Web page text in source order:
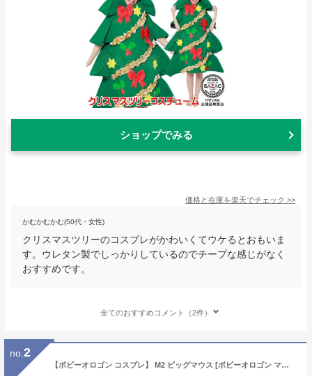
ショップでみる
価格と在庫を楽天でチェック >>
かむかむかむ(50代・女性)
クリスマスツリーのコスプレがかわいくてウケるとおもいま
す。ウレタン製でしっかりしているのでチープな感じがなく
おすすめです。
全てのおすすめコメント（2件）
no. 2
【ボビーオロゴン コスプレ】 M2 ビッグマウス [ボビーオロゴン マスク なりきり コスプレ ボビー かぶりもの マスク 仮装 パーティーグッズ 仮装マラソン おもしろマスク 宴会 縁日 お祭り]【C-0687_056004】